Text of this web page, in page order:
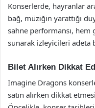
Konserlerde, hayranlar
bağ, müziğin yarattığı
sahne performansı,
sunarak izleyicileri adeta
Bilet Alırken Dikkat
Imagine Dragons
satın alırken dikkat